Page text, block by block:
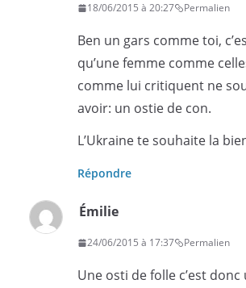
18/06/2015 à 20:27 Permalien
Ben un gars comme toi,
qu’une femme comme
comme lui critiquent ne
avoir: un ostie de con.
L’Ukraine te souhaite la
Répondre
Émilie
24/06/2015 à 17:37 Permalien
Une osti de folle c’est